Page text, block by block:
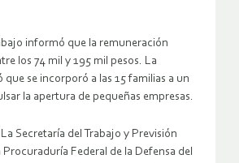
informó que la remuneración
los 74 mil y 195 mil pesos. La
que se incorporó a las 15 familias a un
la apertura de pequeñas empresas.
Secretaría del Trabajo y Previsión
Procuraduría Federal de la Defensa del